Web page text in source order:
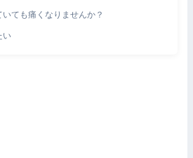
いても痛くなりませんか？
い